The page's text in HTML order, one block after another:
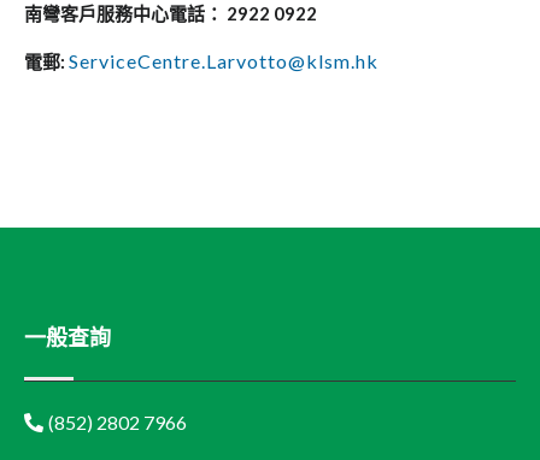
南彎客戶服務中心電話： 2922 0922
電郵: ServiceCentre.Larvotto@klsm.hk
一般查詢
(852) 2802 7966